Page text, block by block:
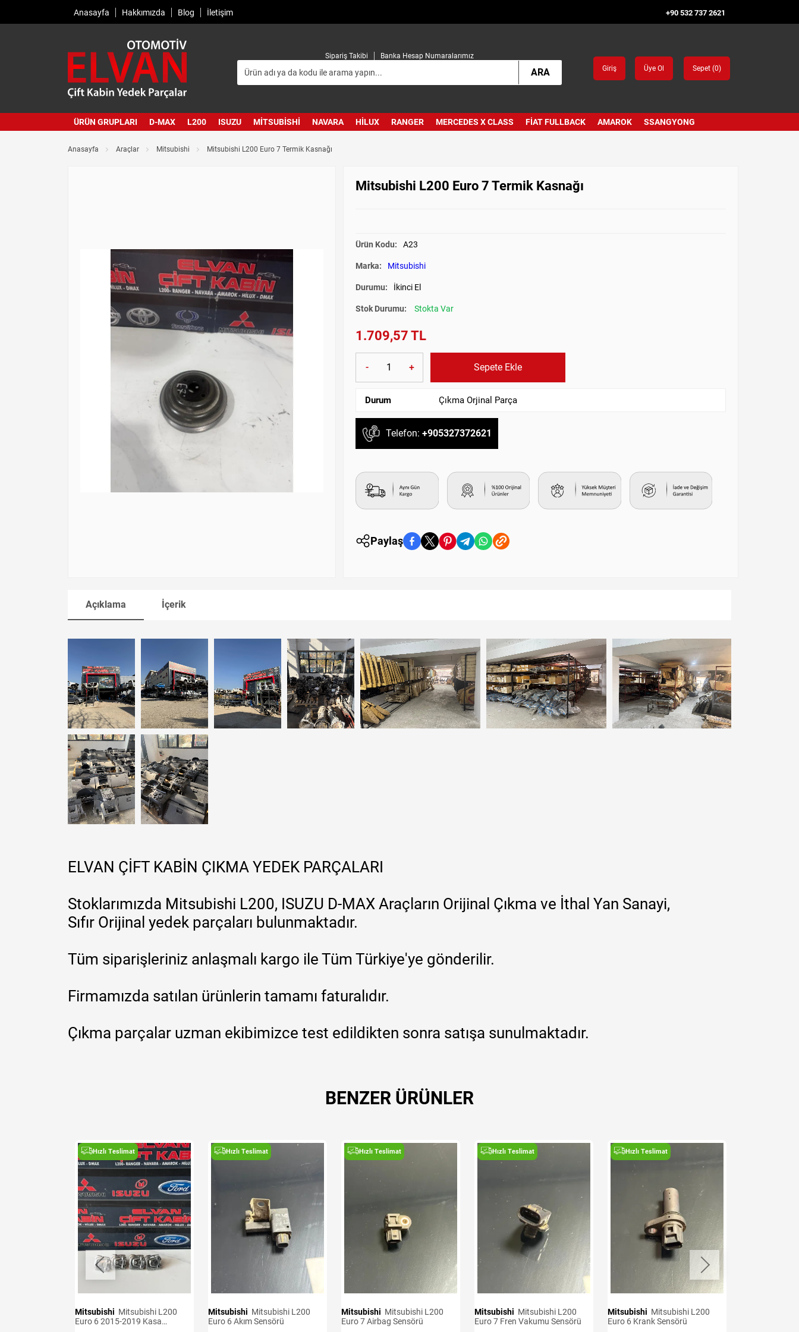
Anasayfa Hakkımızda Blog İletişim +90 532 737 2621
Sipariş Takibi Banka Hesap Numaralarımız
ARA Giriş Üye Ol Sepet (0)
ÜRÜN GRUPLARI D-MAX L200 ISUZU MITSUBISHI NAVARA HILUX RANGER MERCEDES X CLASS FIAT FULLBACK AMAROK SSANGYONG
Anasayfa Araçlar Mitsubishi Mitsubishi L200 Euro 7 Termik Kasnağı
Mitsubishi L200 Euro 7 Termik Kasnağı
Ürün Kodu: A23
Marka: Mitsubishi
Durumu: İkinci El
Stok Durumu: Stokta Var
1.709,57 TL
- + Sepete Ekle
Durum Çıkma Orjinal Parça
Telefon: +905327372621
Paylaş
Açıklama İçerik
ELVAN ÇİFT KABİN ÇIKMA YEDEK PARÇALARI
Stoklarımızda Mitsubishi L200, ISUZU D-MAX Araçların Orijinal Çıkma ve İthal Yan Sanayi,
Sıfır Orijinal yedek parçaları bulunmaktadır.
Tüm siparişleriniz anlaşmalı kargo ile Tüm Türkiye'ye gönderilir.
Firmamızda satılan ürünlerin tamamı faturalıdır.
Çıkma parçalar uzman ekibimizce test edildikten sonra satışa sunulmaktadır.
BENZER ÜRÜNLER
Hızlı Teslimat
Mitsubishi
Euro 6 2015-2019 Kasa
Hızlı Teslimat
Mitsubishi
Euro 6 Akım Sensörü
Hızlı Teslimat
Mitsubishi
Euro 7 Airbag Sensörü
Hızlı Teslimat
Mitsubishi
Euro 7 Fren Vakumu Sensörü
Hızlı Teslimat
Mitsubishi
Euro 6 Krank Sensörü